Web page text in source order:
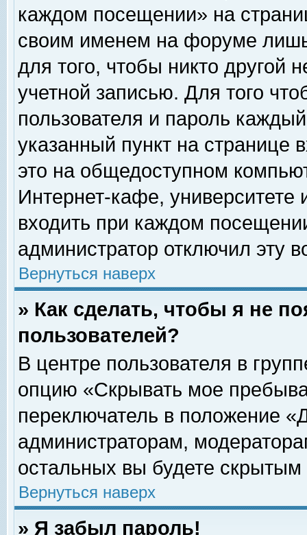
каждом посещении» на
своим именем на форуме
для того, чтобы никто другой
учетной записью. Для того
пользователя и пароль
указанный пункт на
это на общедоступном
Интернет-кафе, университете
входить при каждом
администратор отключил эту
Вернуться наверх
» Как сделать, чтобы я не
пользователей?
В центре пользователя в
опцию «Скрывать мое
переключатель в положение
администраторам,
остальных вы будете скрытым
Вернуться наверх
» Я забыл пароль!